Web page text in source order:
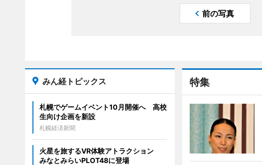
前の写真
特集
みん経トピックス
札幌でゲームイベント10月開催へ 高校
生向け企画を新設
札幌経済新聞
火星を旅するVR体験アトラクション
みなとみらいPLOT48に登場